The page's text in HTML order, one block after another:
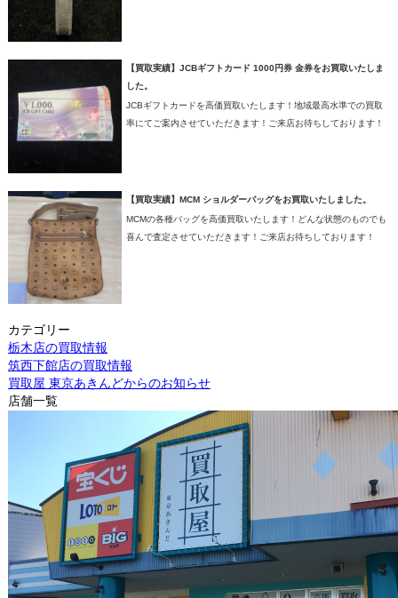
【買取実績】JCBギフトカード 1000円券 金券をお買取いたしま
した。
JCBギフトカードを高価買取いたします！地域最高水準での買取
率にてご案内させていただきます！ご来店お待ちしております！
【買取実績】MCM ショルダーバッグをお買取いたしました。
MCMの各種バッグを高価買取いたします！どんな状態のものでも
喜んで査定させていただきます！ご来店お待ちしております！
カテゴリー
栃木店の買取情報
筑西下館店の買取情報
買取屋 東京あきんどからのお知らせ
店舗一覧